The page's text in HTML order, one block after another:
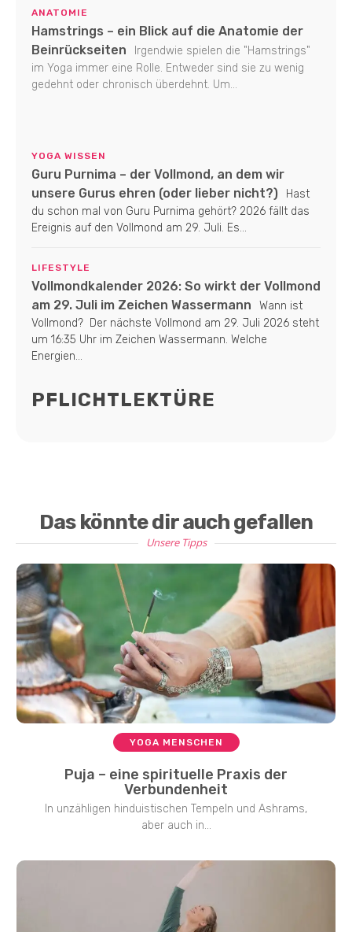
ANATOMIE
Hamstrings – ein Blick auf die Anatomie der
Beinrückseiten
Irgendwie spielen die "Hamstrings"
im Yoga immer eine Rolle. Entweder sind sie zu wenig
gedehnt oder chronisch überdehnt. Um...
YOGA WISSEN
Guru Purnima – der Vollmond, an dem wir
unsere Gurus ehren (oder lieber nicht?)
Hast
du schon mal von Guru Purnima gehört? 2026 fällt das
Ereignis auf den Vollmond am 29. Juli. Es...
LIFESTYLE
Vollmondkalender 2026: So wirkt der Vollmond
am 29. Juli im Zeichen Wassermann
Wann ist
Vollmond? Der nächste Vollmond am 29. Juli 2026 steht
um 16:35 Uhr im Zeichen Wassermann. Welche
Energien...
PFLICHTLEKTÜRE
Das könnte dir auch gefallen
Unsere Tipps
YOGA MENSCHEN
Puja – eine spirituelle Praxis der
Verbundenheit
In unzähligen hinduistischen Tempeln und Ashrams,
aber auch in...